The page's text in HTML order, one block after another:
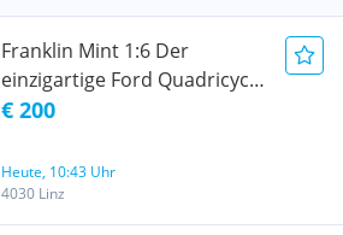
Franklin Mint 1:6 Der
einzigartige Ford Quadricycle
von 1896
€ 200
Heute, 10:43 Uhr
4030 Linz